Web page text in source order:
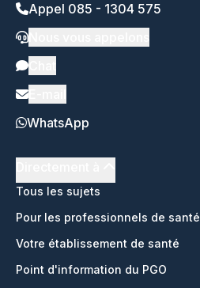
Appel 085 - 1304 575
WhatsApp
Tous les sujets
Pour les professionnels de santé
Votre établissement de santé
Point d'information du PGO